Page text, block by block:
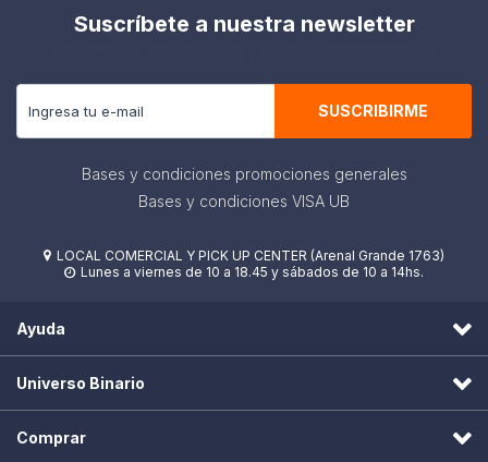
Suscríbete a nuestra newsletter
SUSCRIBIRME
Bases y condiciones promociones generales
Bases y condiciones VISA UB
 LOCAL COMERCIAL Y PICK UP CENTER (Arenal Grande 1763)
 Lunes a viernes de 10 a 18.45 y sábados de 10 a 14hs.
Ayuda
Universo Binario
Comprar